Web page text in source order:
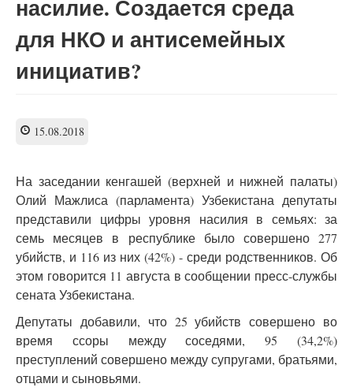
насилие. Создается среда
для НКО и антисемейных
инициатив?
15.08.2018
На заседании кенгашей (верхней и нижней палаты)
Олий Мажлиса (парламента) Узбекистана депутаты
представили цифры уровня насилия в семьях: за
семь месяцев в республике было совершено 277
убийств, и 116 из них (42%) - среди родственников. Об
этом говорится 11 августа в сообщении пресс-службы
сената Узбекистана.
Депутаты добавили, что 25 убийств совершено во
время ссоры между соседями, 95 (34,2%)
преступлений совершено между супругами, братьями,
отцами и сыновьями.